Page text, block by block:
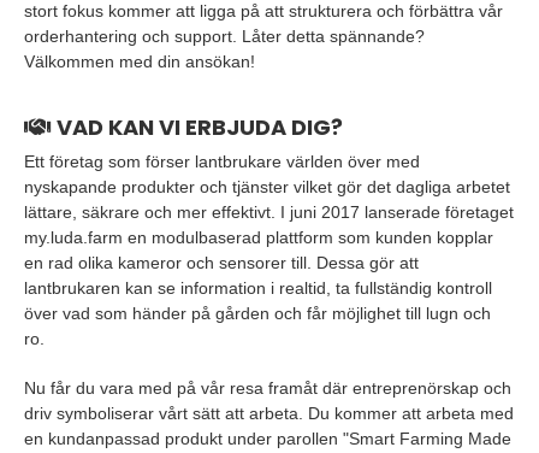
stort fokus kommer att ligga på att strukturera och förbättra vår
orderhantering och support. Låter detta spännande?
Välkommen med din ansökan!
VAD KAN VI ERBJUDA DIG?
Ett företag som förser lantbrukare världen över med
nyskapande produkter och tjänster vilket gör det dagliga arbetet
lättare, säkrare och mer effektivt. I juni 2017 lanserade företaget
my.luda.farm en modulbaserad plattform som kunden kopplar
en rad olika kameror och sensorer till. Dessa gör att
lantbrukaren kan se information i realtid, ta fullständig kontroll
över vad som händer på gården och får möjlighet till lugn och
ro.
Nu får du vara med på vår resa framåt där entreprenörskap och
driv symboliserar vårt sätt att arbeta. Du kommer att arbeta med
en kundanpassad produkt under parollen "Smart Farming Made